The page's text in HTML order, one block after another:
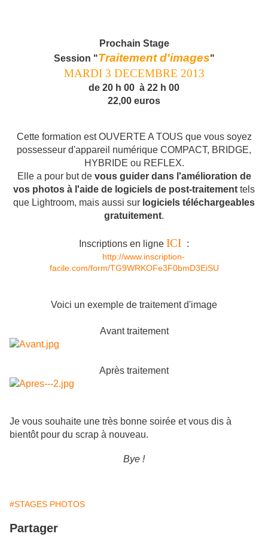
Prochain Stage
Session "Traitement d'images"
MARDI 3 DECEMBRE 2013
de 20 h 00 à 22 h 00
22,00 euros
Cette formation est OUVERTE A TOUS que vous soyez
possesseur d'appareil numérique COMPACT, BRIDGE,
HYBRIDE ou REFLEX.
Elle a pour but de vous guider dans l'amélioration de
vos photos à l'aide de logiciels de post-traitement tels
que Lightroom, mais aussi sur logiciels téléchargeables
gratuitement.
Inscriptions en ligne ICI :
http://www.inscription-
facile.com/form/TG9WRKOFe3F0bmD3EiSU
Voici un exemple de traitement d'image
Avant traitement
Après traitement
Je vous souhaite une très bonne soirée et vous dis à
bientôt pour du scrap à nouveau.
Bye !
#STAGES PHOTOS
Partager